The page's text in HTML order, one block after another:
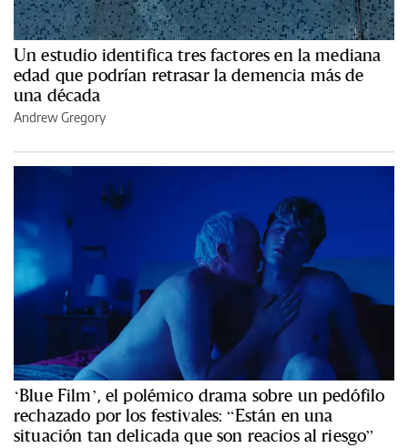
Un estudio identifica tres factores en la mediana
edad que podrían retrasar la demencia más de
una década
Andrew Gregory
‘Blue Film’, el polémico drama sobre un pedófilo
rechazado por los festivales: “Están en una
situación tan delicada que son reacios al riesgo”